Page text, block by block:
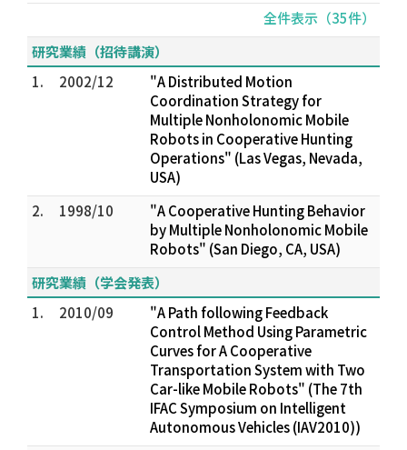
全件表示（35件）
研究業績（招待講演）
1.
2002/12
"A Distributed Motion
Coordination Strategy for
Multiple Nonholonomic Mobile
Robots in Cooperative Hunting
Operations" (Las Vegas, Nevada,
USA)
2.
1998/10
"A Cooperative Hunting Behavior
by Multiple Nonholonomic Mobile
Robots" (San Diego, CA, USA)
研究業績（学会発表）
1.
2010/09
"A Path following Feedback
Control Method Using Parametric
Curves for A Cooperative
Transportation System with Two
Car-like Mobile Robots" (The 7th
IFAC Symposium on Intelligent
Autonomous Vehicles (IAV2010))